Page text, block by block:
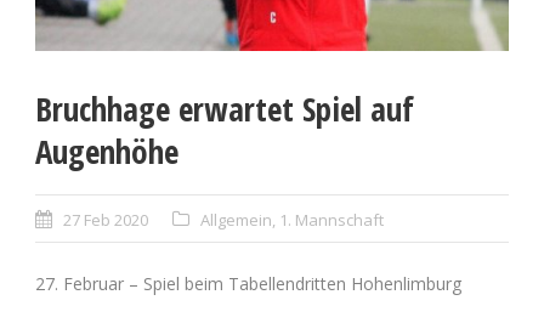
Bruchhage erwartet Spiel auf
Augenhöhe
27 Feb 2020 Allgemein, 1. Mannschaft
27. Februar – Spiel beim Tabellendritten Hohenlimburg